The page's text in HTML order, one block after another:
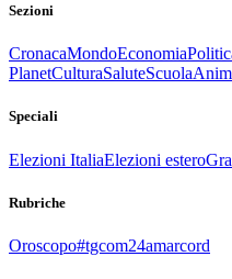
Sezioni
CronacaMondoEconomia
PlanetCulturaSaluteScuola
Speciali
Elezioni ItaliaElezioni estero
Rubriche
Oroscopo#tgcom24amarcord